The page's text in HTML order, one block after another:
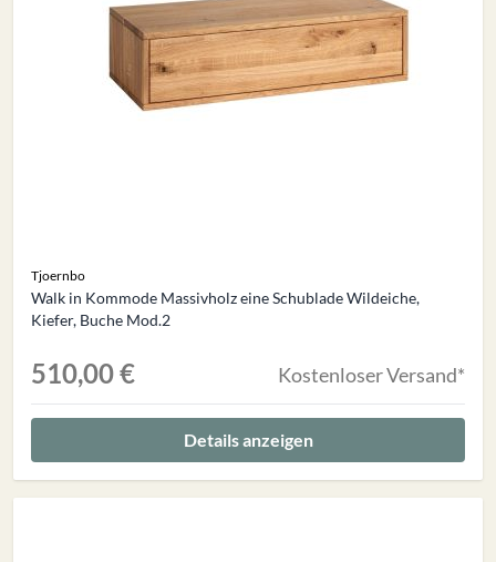
Tjoernbo
Walk in Kommode Massivholz eine Schublade Wildeiche,
Kiefer, Buche Mod.2
510,00 € Kostenloser Versand*
Details anzeigen